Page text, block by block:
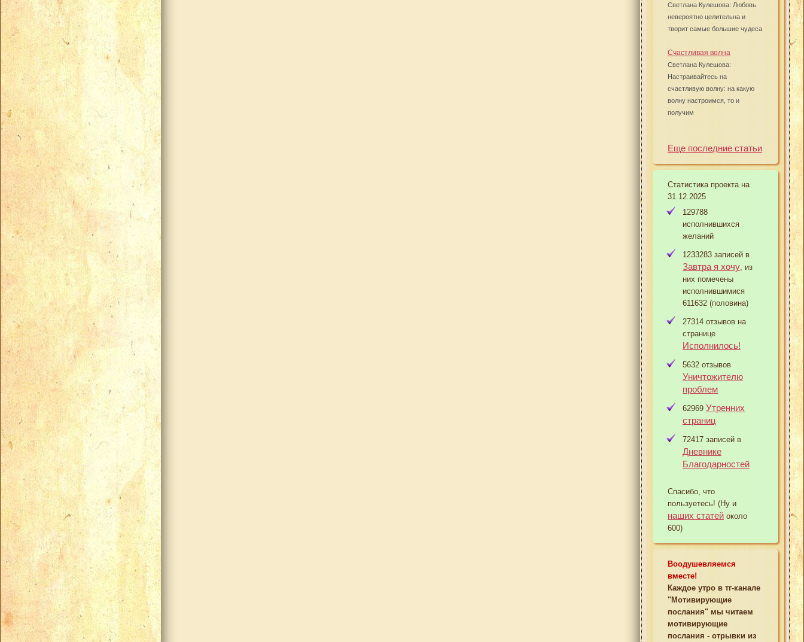
Светлана Кулешова: Любовь
невероятно целительна и
творит самые большие чудеса
Счастливая волна
Светлана Кулешова:
Настраивайтесь на
счастливую волну: на какую
волну настроимся, то и
получим
Еще последние статьи
Статистика проекта на
31.12.2025
129788
исполнившихся
желаний
1233283 записей в
Завтра я хочу , из
них помечены
исполнившимися
611632 (половина)
27314 отзывов на
странице
Исполнилось!
5632 отзывов
Уничтожителю
проблем
62969 Утренних
страниц
72417 записей в
Дневнике
Благодарностей
Спасибо, что
пользуетесь! (Ну и
наших статей около
600)
Воодушевляемся
вместе!
Каждое утро в тг-канале
"Мотивирующие
послания" мы читаем
мотивирующие
послания - отрывки из